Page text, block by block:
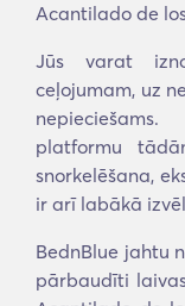
Acantilado de
Jūs varat
ceļojumam, uz
platformu
snorkelēšana,
ir arī labākā
BednBlue jahtu
pārbaudīti